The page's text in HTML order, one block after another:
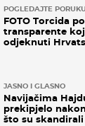
POGLEDAJTE PORUKU
FOTO Torcida
transparente
odjeknuti
JASNO I GLASNO
Navijačima
prekipjelo
što su